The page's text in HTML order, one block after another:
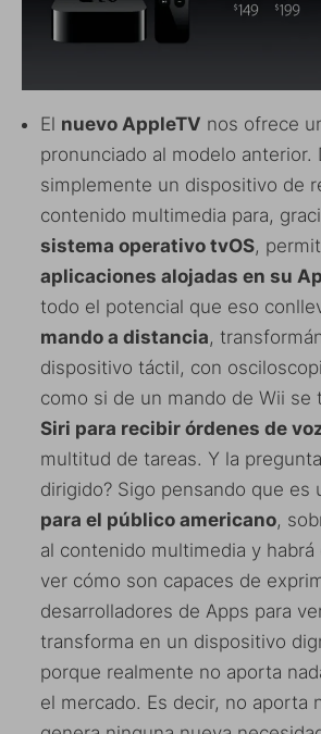
El nuevo AppleTV nos ofrece
pronunciado al modelo anterior.
simplemente un dispositivo de
contenido multimedia para,
sistema operativo tvOS,
aplicaciones alojadas en su
todo el potencial que eso
mando a distancia,
dispositivo táctil, con
como si de un mando de Wii se
Siri para recibir órdenes de
multitud de tareas. Y la
dirigido? Sigo pensando que es
para el público americano,
al contenido multimedia y habrá
ver cómo son capaces de
desarrolladores de Apps para
transforma en un dispositivo
porque realmente no aporta
el mercado. Es decir, no aporta